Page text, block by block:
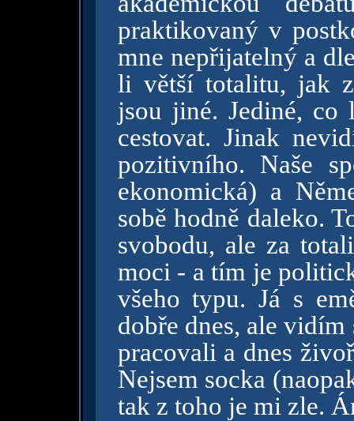
praktikovaný v
mne nepřijatelný a
li větší totalitu, jak
jsou jiné. Jediné,
cestovat. Jinak
pozitivního. Naše
ekonomická) a
sobě hodně daleko.
svobodu, ale za
moci - a tím je
všeho typu. Já s
dobře dnes, ale
pracovali a dnes
Nejsem socka
tak z toho je mi zle.